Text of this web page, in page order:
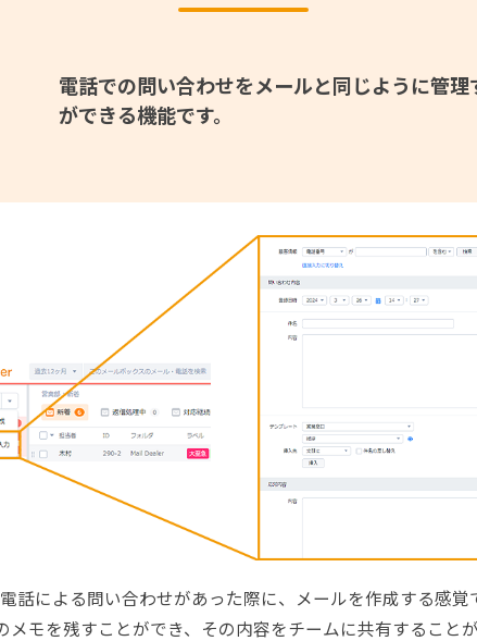
電話での問い合わせをメールと同じように管理
ができる機能です。
電話による問い合わせがあった際に、メールを作成する感覚
メモを残すことができ、その内容をチームに共有することが